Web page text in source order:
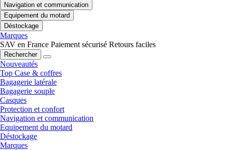
Navigation et communication
Equipement du motard
Déstockage
Marques
SAV en France Paiement sécurisé Retours faciles
Rechercher
Nouveautés
Top Case & coffres
Bagagerie latérale
Bagagerie souple
Casques
Protection et confort
Navigation et communication
Equipement du motard
Déstockage
Marques